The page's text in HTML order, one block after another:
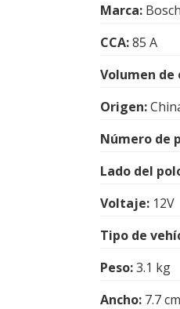
Marca: Bosch
CCA:85 A
Volumen
Origen:
Número de
Lado del
Voltaje: 12V
Tipo de
Peso:3.1 kg
Ancho: 7.7 cm